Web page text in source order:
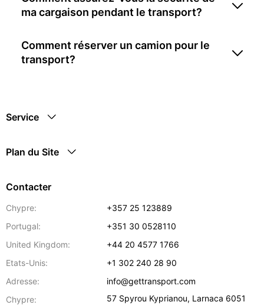
ma cargaison pendant le transport?
Comment réserver un camion pour le
transport?
Service
Plan du Site
Contacter
Chypre:
+357 25 123889
Portugal:
+351 30 0528110
United Kingdom:
+44 20 4577 1766
Etats-Unis:
+1 302 240 28 90
Adresse:
info@gettransport.com
Chypre:
57 Spyrou Kyprianou, Larnaca 6051